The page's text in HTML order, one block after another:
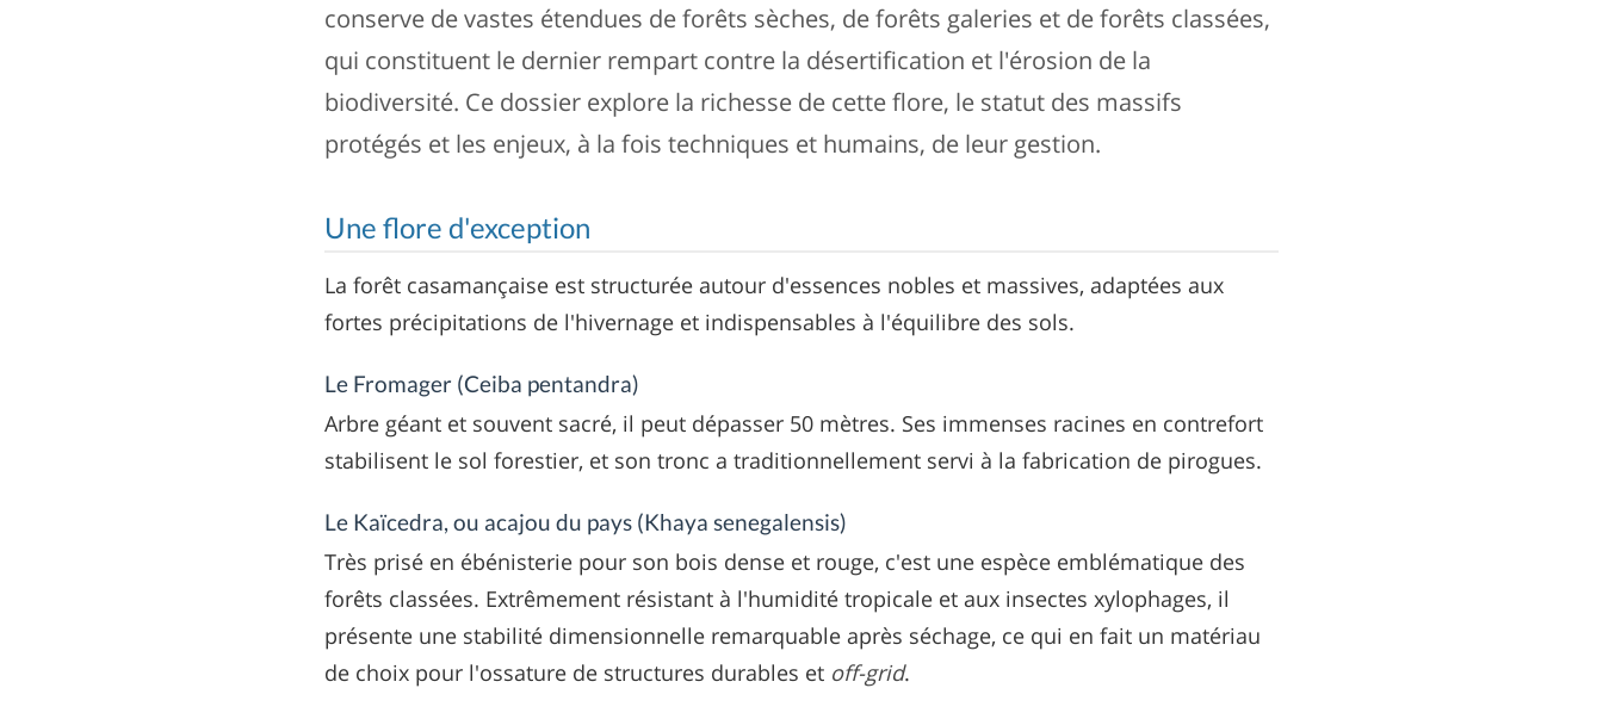
conserve de vastes étendues de forêts sèches, de forêts galeries et de forêts classées,
qui constituent le dernier rempart contre la désertification et l'érosion de la
biodiversité. Ce dossier explore la richesse de cette flore, le statut des massifs
protégés et les enjeux, à la fois techniques et humains, de leur gestion.
Une flore d'exception
La forêt casamançaise est structurée autour d'essences nobles et massives, adaptées aux
fortes précipitations de l'hivernage et indispensables à l'équilibre des sols.
Le Fromager (Ceiba pentandra)
Arbre géant et souvent sacré, il peut dépasser 50 mètres. Ses immenses racines en contrefort
stabilisent le sol forestier, et son tronc a traditionnellement servi à la fabrication de pirogues.
Le Kaïcedra, ou acajou du pays (Khaya senegalensis)
Très prisé en ébénisterie pour son bois dense et rouge, c'est une espèce emblématique des
forêts classées. Extrêmement résistant à l'humidité tropicale et aux insectes xylophages, il
présente une stabilité dimensionnelle remarquable après séchage, ce qui en fait un matériau
de choix pour l'ossature de structures durables et off-grid.